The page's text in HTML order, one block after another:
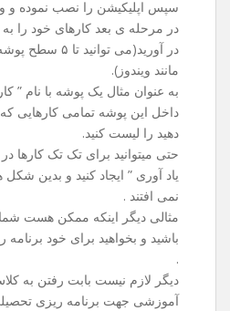
سپس اپلیکیشن را نصب نموده و
در مرحله ی بعد کارهای خود را
در آورید(می
مانند ویندوز).
به عنوان مثال یک پوشه با نام ”
داخل این پوشه تمامی کارهایی
دهید را لیست کنید.
حتی میتوانید برای تک تک
یاد آوری ” ایجاد کنید و بدین
نمی افتند .
مثالی دیگر اینکه ممکن هست شما
باشید و بخواهید برای خود
.
دیگر لازم نیست بابت رفتن به
آموزشی جهت برنامه ریزی